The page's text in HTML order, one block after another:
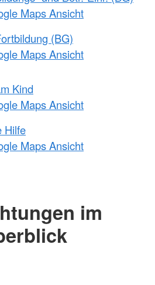
Maps Ansicht
(BG)
Maps Ansicht
Kind
Maps Ansicht
Hilfe
Maps Ansicht
im